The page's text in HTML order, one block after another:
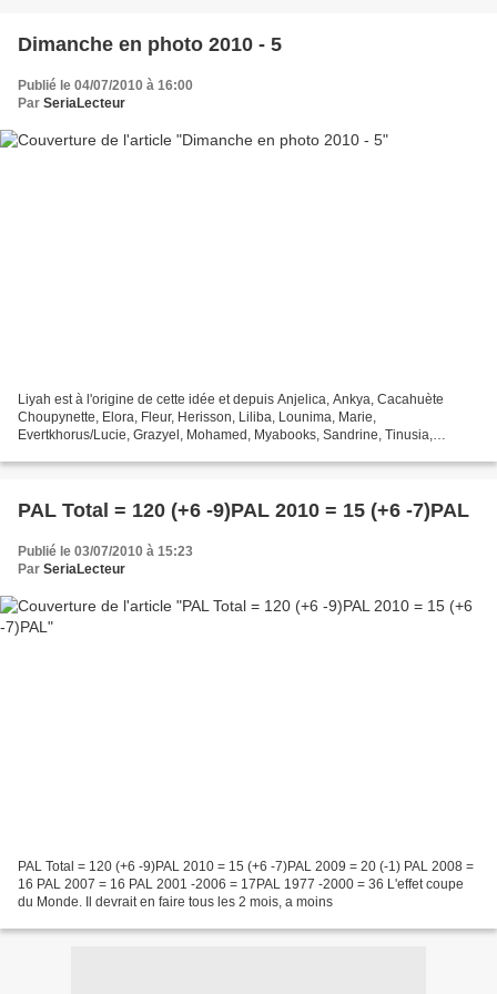
Dimanche en photo 2010 - 5
Publié le 04/07/2010 à 16:00
Par SeriaLecteur
Liyah est à l'origine de cette idée et depuis Anjelica, Ankya, Cacahuète
Choupynette, Elora, Fleur, Herisson, Liliba, Lounima, Marie,
Evertkhorus/Lucie, Grazyel, Mohamed, Myabooks, Sandrine, Tinusia,
PAL Total = 120 (+6 -9)PAL 2010 = 15 (+6 -7)PAL
Publié le 03/07/2010 à 15:23
Par SeriaLecteur
PAL Total = 120 (+6 -9)PAL 2010 = 15 (+6 -7)PAL 2009 = 20 (-1) PAL 2008 =
16 PAL 2007 = 16 PAL 2001 -2006 = 17PAL 1977 -2000 = 36 L'effet coupe
du Monde. Il devrait en faire tous les 2 mois, a moins